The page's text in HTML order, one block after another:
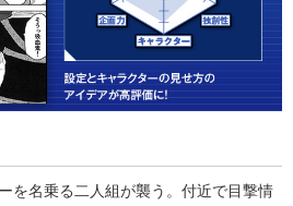
を名乗る二人組が襲う。付近で目撃情